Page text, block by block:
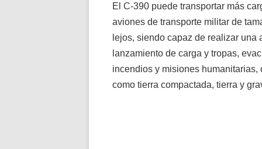
El C-390 puede transportar más
aviones de transporte militar de
lejos, siendo capaz de realizar
lanzamiento de carga y tropas,
incendios y misiones
como tierra compactada, tierra y